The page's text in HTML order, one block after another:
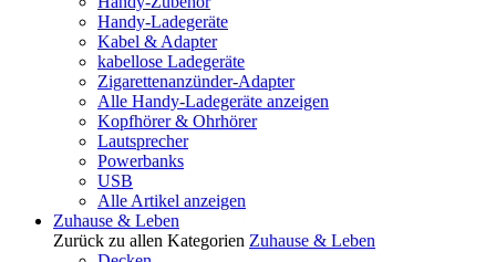
Handy-Ladegeräte
Kabel & Adapter
kabellose Ladegeräte
Zigarettenanzünder-Adapter
Alle Handy-Ladegeräte anzeigen
Kopfhörer & Ohrhörer
Lautsprecher
Powerbanks
USB
Alle Artikel anzeigen
Zuhause & Leben
Zurück zu allen Kategorien Zuhause & Leben